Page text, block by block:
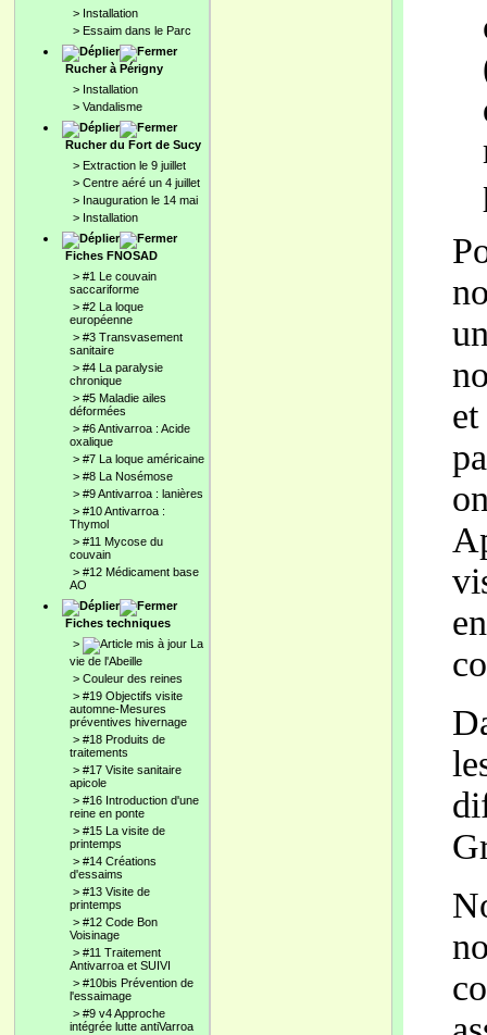
> Installation
> Essaim dans le Parc
Rucher à Périgny
> Installation
> Vandalisme
Rucher du Fort de Sucy
> Extraction le 9 juillet
> Centre aéré un 4 juillet
> Inauguration le 14 mai
> Installation
Fiches FNOSAD
> #1 Le couvain
saccariforme
> #2 La loque
européenne
> #3 Transvasement
sanitaire
> #4 La paralysie
chronique
> #5 Maladie ailes
déformées
> #6 Antivarroa : Acide
oxalique
> #7 La loque américaine
> #8 La Nosémose
> #9 Antivarroa : lanières
> #10 Antivarroa :
Thymol
> #11 Mycose du
couvain
> #12 Médicament base
AO
Fiches techniques
>
La
vie de l'Abeille
> Couleur des reines
> #19 Objectifs visite
automne-Mesures
préventives hivernage
> #18 Produits de
traitements
> #17 Visite sanitaire
apicole
> #16 Introduction d'une
reine en ponte
> #15 La visite de
printemps
> #14 Créations
d'essaims
> #13 Visite de
printemps
> #12 Code Bon
Voisinage
> #11 Traitement
Antivarroa et SUIVI
> #10bis Prévention de
l'essaimage
> #9 v4 Approche
intégrée lutte antiVarroa